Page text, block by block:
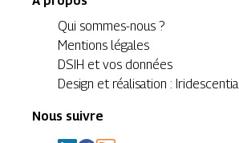
Qui sommes-nous ?
Mentions légales
DSIH et vos données
Design et réalisation : Iridescentia
Nous suivre